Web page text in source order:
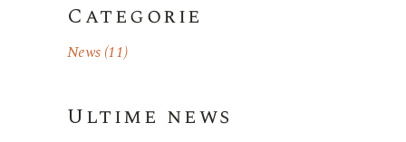
Categorie
News(11)
Ultime news